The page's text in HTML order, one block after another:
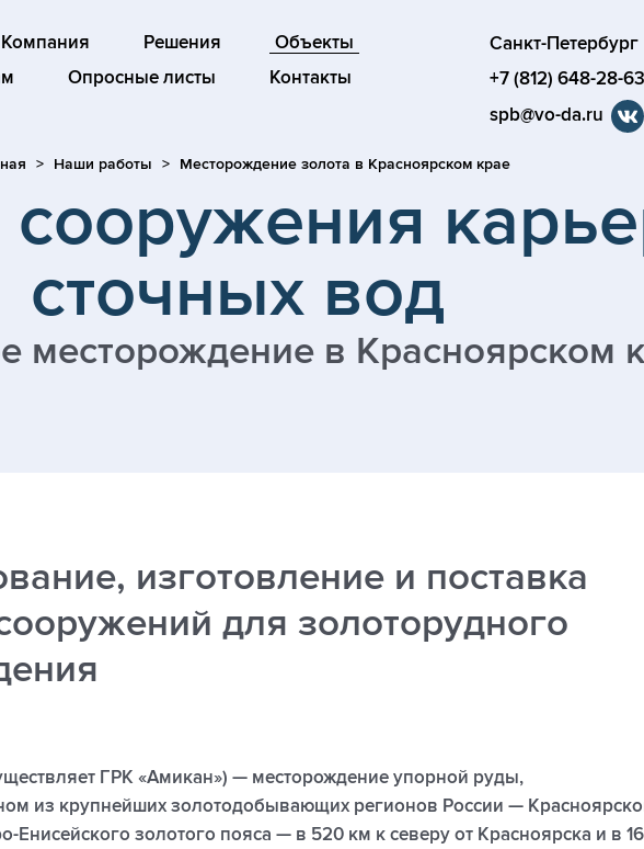
Компания Решения
Объекты
Опросные листы Контакты
Санкт-Петербург
+7 (812) 648-28-63
spb@vo-da.ru
Наши работы Месторождение золота в Красноярском крае
сточных вод
месторождение в Красноярском
изготовление и поставка
для золоторудного
ГРК «Амикан») — месторождение упорной руды,
из крупнейших золотодобывающих регионов России —
Енисейского золотого пояса — в 520 км к северу от Красноярска и в